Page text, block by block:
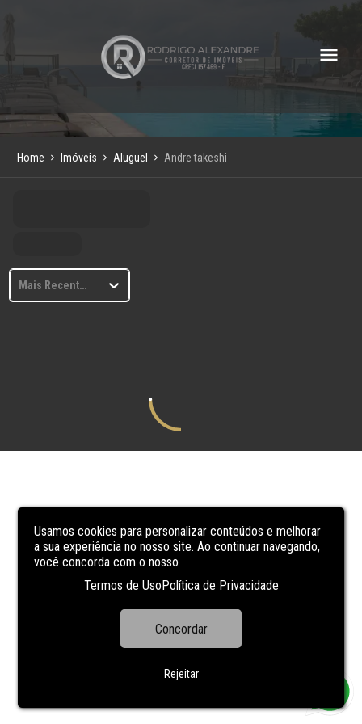
Usamos cookies para personalizar conteúdos e melhorar
a sua experiência no nosso site. Ao continuar navegando,
você concorda com o nosso
Termos de UsoPolítica de Privacidade
Concordar
Rejeitar
Home Imóveis Aluguel Andre takeshi
Mais Recentes